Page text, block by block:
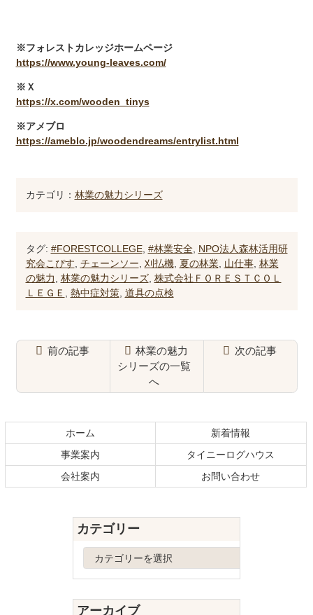
※フォレストカレッジホームページ
https://www.young-leaves.com/
※Ｘ
https://x.com/wooden_tinys
※アメブロ
https://ameblo.jp/woodendreams/entrylist.html
カテゴリ： 林業の魅力シリーズ
タグ: #FORESTCOLLEGE, #林業安全, NPO法人森林活用研
究会こぴす, チェーンソー, 刈払機, 夏の林業, 山仕事, 林業
の魅力, 林業の魅力シリーズ, 株式会社ＦＯＲＥＳＴＣＯＬ
ＬＥＧＥ , 熱中症対策, 道具の点検
前の記事
林業の魅力
シリーズの一覧
へ
次の記事
ン
文
の
へ
ホーム
新着情報
事業案内
タイニーログハウス
会社案内
お問い合わせ
カテゴリー
ゴ
リ
ー
アーカイブ